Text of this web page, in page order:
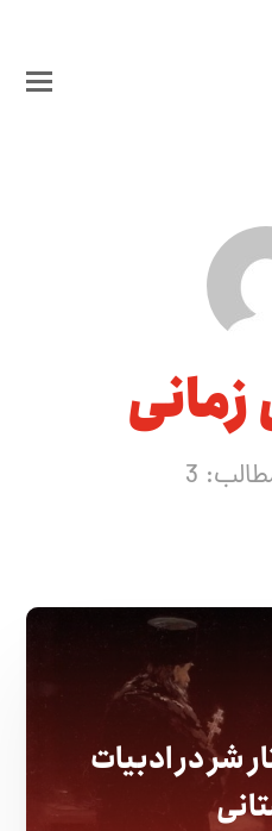
3
شر در ادبیات